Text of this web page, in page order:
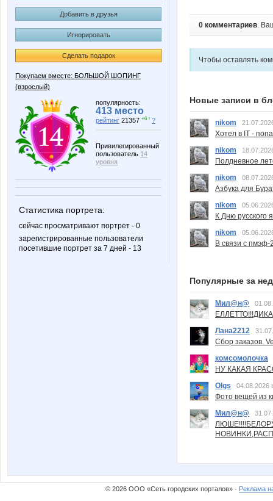
Добавить в друзья
Игнорировать
Сделать подарок
Покупаем вместе: БОЛЬШОЙ ШОПИНГ
(взрослый)
популярность:
413 место
рейтинг 21357 +6 ↑ ?
Привилегированный
пользователь 14
уровня
Статистика портрета:
сейчас просматривают портрет - 0
зарегистрированные пользователи
посетившие портрет за 7 дней - 13
0 комментариев.
Чтобы оставлять
Новые записи в
nikom
Хотел в IT -
nikom
Полдневное
nikom
Азбука для
nikom
К Дню русского
nikom
В связи с пмэф-
Популярные за
Мил@н@
Лана2212
Сбор заказов.
комсомолочка
НУ КАКАЯ
Olgs
04.08.2026
Фото вещей из
Мил@н@
© 2026 ООО «Сеть городских порталов» · Реклама